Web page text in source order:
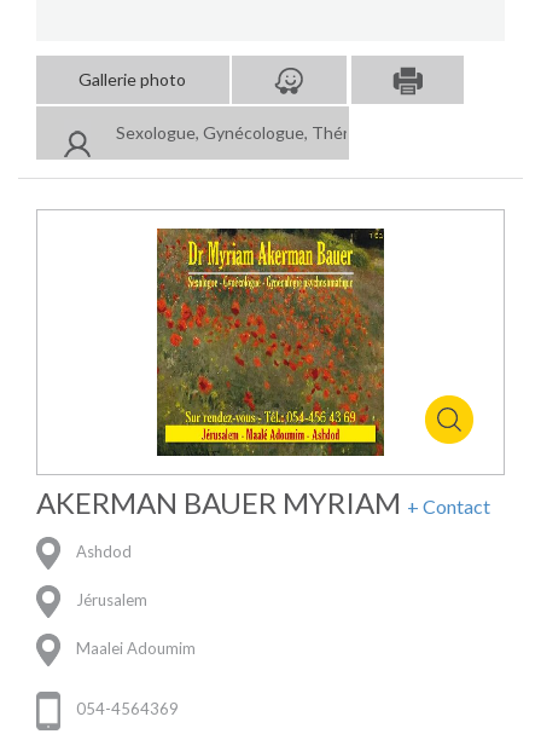
Gallerie photo
Sexologue, Gynécologue, Thérapie de couple
AKERMAN BAUER MYRIAM + Contact
Ashdod
Jérusalem
Maalei Adoumim
054-4564369